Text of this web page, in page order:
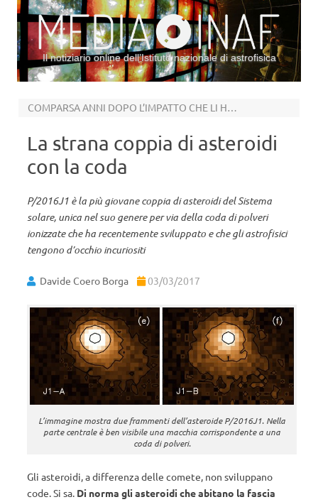
Il notiziario online dell’Istituto nazionale di astrofisica
COMPARSA ANNI DOPO L’IMPATTO CHE LI HA GENERATI
La strana coppia di asteroidi
con la coda
P/2016J1 è la più giovane coppia di asteroidi del Sistema
solare, unica nel suo genere per via della coda di polveri
ionizzate che ha recentemente sviluppato e che gli astrofisici
tengono d’occhio incuriositi
Davide Coero Borga 03/03/2017
L’immagine mostra due frammenti dell’asteroide P/2016J1. Nella
parte centrale è ben visibile una macchia corrispondente a una
coda di polveri.
Gli asteroidi, a differenza delle comete, non sviluppano
code. Si sa. Di norma gli asteroidi che abitano la fascia